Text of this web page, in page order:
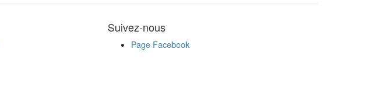
Suivez-nous
Page Facebook